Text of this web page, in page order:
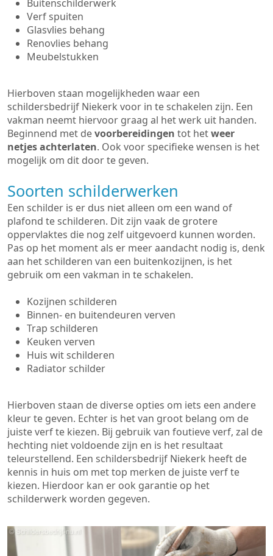
Buitenschilderwerk
Verf spuiten
Glasvlies behang
Renovlies behang
Meubelstukken
Hierboven staan mogelijkheden waar een
schildersbedrijf Niekerk voor in te schakelen zijn. Een
vakman neemt hiervoor graag al het werk uit handen.
Beginnend met devoorbereidingen tot hetweer
netjes achterlaten. Ook voor specifieke wensen is het
mogelijk om dit door te geven.
Soorten schilderwerken
Een schilder is er dus niet alleen om een wand of
plafond te schilderen. Dit zijn vaak de grotere
oppervlaktes die nog zelf uitgevoerd kunnen worden.
Pas op het moment als er meer aandacht nodig is, denk
aan het schilderen van een buitenkozijnen, is het
gebruik om een vakman in te schakelen.
Kozijnen schilderen
Binnen- en buitendeuren verven
Trap schilderen
Keuken verven
Huis wit schilderen
Radiator schilder
Hierboven staan de diverse opties om iets een andere
kleur te geven. Echter is het van groot belang om de
juiste verf te kiezen. Bij gebruik van foutieve verf, zal de
hechting niet voldoende zijn en is het resultaat
teleurstellend. Een schildersbedrijf Niekerk heeft de
kennis in huis om met top merken de juiste verf te
kiezen. Hierdoor kan er ook garantie op het
schilderwerk worden gegeven.